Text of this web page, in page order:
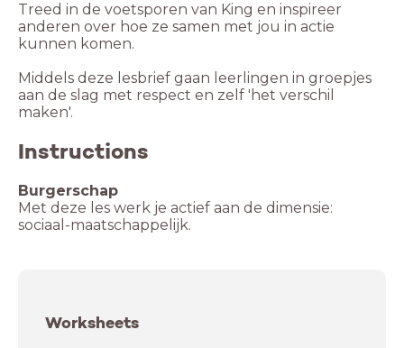
Treed in de voetsporen van King en inspireer
anderen over hoe ze samen met jou in actie
kunnen komen.
Middels deze lesbrief gaan leerlingen in groepjes
aan de slag met respect en zelf 'het verschil
maken'.
Instructions
Burgerschap
Met deze les werk je actief aan de dimensie:
sociaal-maatschappelijk.
Worksheets